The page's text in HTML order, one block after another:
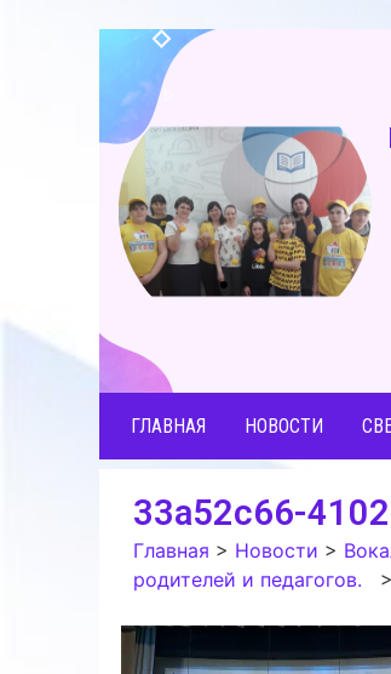
ГЛАВНАЯ НОВОСТИ
33a52c66-
Главная > Новости >
родителей и педагогов.
>